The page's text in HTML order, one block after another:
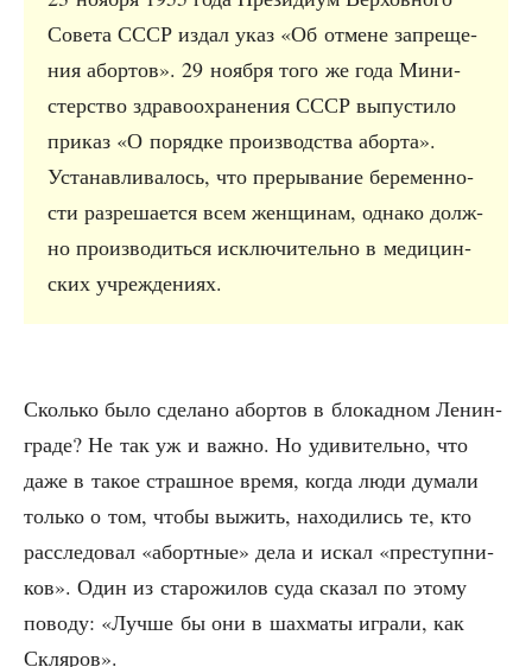
Сове­та СССР издал указ «Об отмене запре­ще­
ния абор­тов». 29 нояб­ря того же года Мини­
стер­ство здра­во­охра­не­ния СССР выпу­сти­ло
при­каз «О поряд­ке про­из­вод­ства абор­та».
Уста­нав­ли­ва­лось, что пре­ры­ва­ние бере­мен­но­
сти раз­ре­ша­ет­ся всем жен­щи­нам, одна­ко долж­
но про­из­во­дить­ся исклю­чи­тель­но в меди­цин­
ских учреждениях.
Сколь­ко было сде­ла­но абор­тов в бло­кад­ном Ленин­
гра­де? Не так уж и важ­но. Но уди­ви­тель­но, что
даже в такое страш­ное вре­мя, когда люди дума­ли
толь­ко о том, что­бы выжить, нахо­ди­лись те, кто
рас­сле­до­вал «аборт­ные» дела и искал «пре­ступ­ни­
ков». Один из ста­ро­жи­лов суда ска­зал по это­му
пово­ду: «Луч­ше бы они в шах­ма­ты игра­ли, как
Скляров».